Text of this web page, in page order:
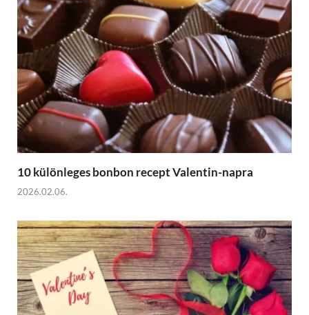
10 különleges bonbon recept Valentin-napra
2026.02.06.